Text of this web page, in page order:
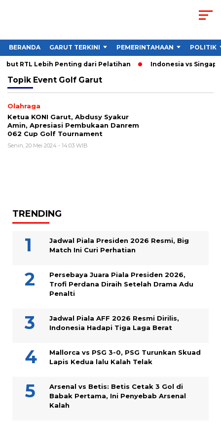
BERANDA GARUT TERKINI PEMERINTAHAAN POLITIK
RTL Lebih Penting dari Pelatihan Indonesia vs
Topik Event Golf Garut
Olahraga
Ketua KONI Garut, Abdusy Syakur
Amin, Apresiasi Pembukaan Danrem
062 Cup Golf Tournament
Senin, 20 Mei 2024 - 14:03 WIB
TRENDING
Jadwal Piala Presiden 2026 Resmi, Big
Match Ini Curi Perhatian
Persebaya Juara Piala Presiden 2026,
Trofi Perdana Diraih Setelah Drama Adu
Penalti
Jadwal Piala AFF 2026 Resmi Dirilis,
Indonesia Hadapi Tiga Laga Berat
Mallorca vs PSG 3-0, PSG Turunkan Skuad
Lapis Kedua lalu Kalah Telak
Arsenal vs Betis: Betis Cetak 3 Gol di
Babak Pertama, Ini Penyebab Arsenal
Kalah